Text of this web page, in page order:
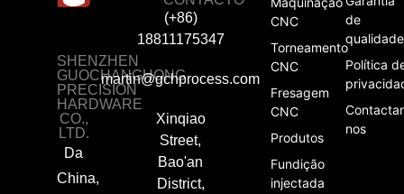
SHENZHEN
GUOCHANGHONG
PRECISION
HARDWARE
CO.,
LTD.
Da
China,
(+86)
18811175347
martin@gchprocess.com
Xinqiao
Street,
Bao'an
District,
CNC
Torneamento
CNC
Fresagem
CNC
Produtos
Fundição
injectada
de
qualidade
Política
nos